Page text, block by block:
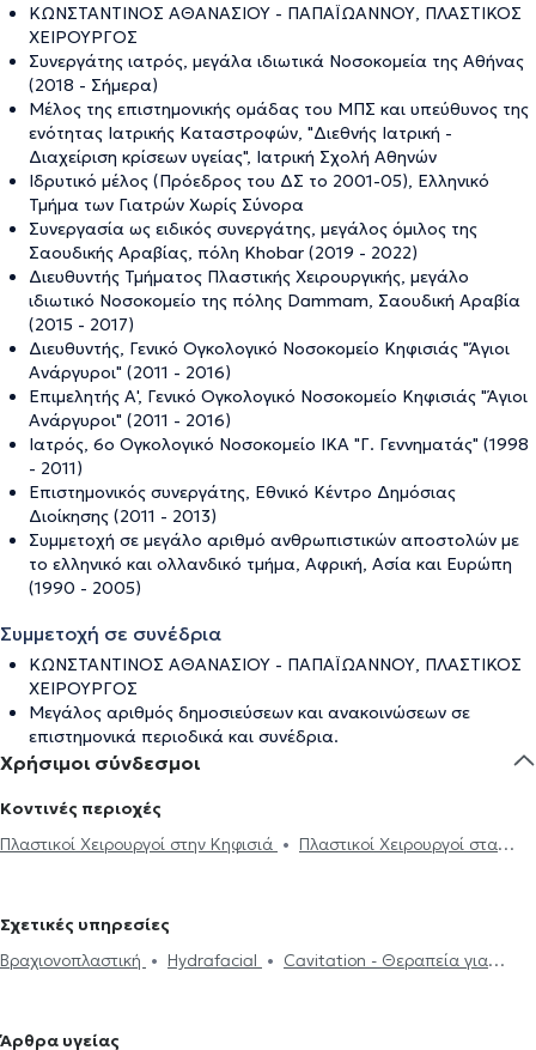
ΚΩΝΣΤΑΝΤΙΝΟΣ AΘΑΝΑΣΙΟΥ - ΠΑΠΑΪΩΑΝΝΟΥ, ΠΛΑΣΤΙΚΟΣ
ΧΕΙΡΟΥΡΓΟΣ
Συνεργάτης ιατρός, μεγάλα ιδιωτικά Νοσοκομεία της Αθήνας
(2018 - Σήμερα)
Μέλος της επιστημονικής ομάδας του ΜΠΣ και υπεύθυνος της
ενότητας Ιατρικής Καταστροφών, "Διεθνής Ιατρική -
Διαχείριση κρίσεων υγείας", Ιατρική Σχολή Αθηνών
Ιδρυτικό μέλος (Πρόεδρος του ΔΣ το 2001-05), Ελληνικό
Τμήμα των Γιατρών Χωρίς Σύνορα
Συνεργασία ως ειδικός συνεργάτης, μεγάλος όμιλος της
Σαουδικής Αραβίας, πόλη Khobar (2019 - 2022)
Διευθυντής Τμήματος Πλαστικής Χειρουργικής, μεγάλο
ιδιωτικό Νοσοκομείο της πόλης Dammam, Σαουδική Αραβία
(2015 - 2017)
Διευθυντής, Γενικό Ογκολογικό Νοσοκομείο Κηφισιάς "Άγιοι
Ανάργυροι" (2011 - 2016)
Επιμελητής Α', Γενικό Ογκολογικό Νοσοκομείο Κηφισιάς "Άγιοι
Ανάργυροι" (2011 - 2016)
Ιατρός, 6ο Ογκολογικό Νοσοκομείο ΙΚΑ "Γ. Γεννηματάς" (1998
- 2011)
Επιστημονικός συνεργάτης, Εθνικό Κέντρο Δημόσιας
Διοίκησης (2011 - 2013)
Συμμετοχή σε μεγάλο αριθμό ανθρωπιστικών αποστολών με
το ελληνικό και ολλανδικό τμήμα, Αφρική, Ασία και Ευρώπη
(1990 - 2005)
Συμμετοχή σε συνέδρια
ΚΩΝΣΤΑΝΤΙΝΟΣ AΘΑΝΑΣΙΟΥ - ΠΑΠΑΪΩΑΝΝΟΥ, ΠΛΑΣΤΙΚΟΣ
ΧΕΙΡΟΥΡΓΟΣ
Μεγάλος αριθμός δημοσιεύσεων και ανακοινώσεων σε
επιστημονικά περιοδικά και συνέδρια.
Χρήσιμοι σύνδεσμοι
Κοντινές περιοχές
Πλαστικοί Χειρουργοί στην Κηφισιά
Πλαστικοί Χειρουργοί στα
Πλαστικοί Χειρουργοί στην Αθήνα
Αμπελόκηπους
Πλαστικοί Χειρουργοί στην Πλατεία Μαβίλη
Σχετικές υπηρεσίες
Βραχιονοπλαστική
Hydrafacial
Cavitation - Θεραπεία για
Άρθρα υγείας